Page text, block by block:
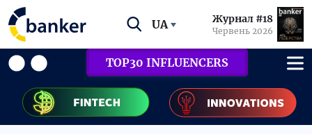
UA Журнал #18
Червень 2026
TOP30 INFLUENCERS